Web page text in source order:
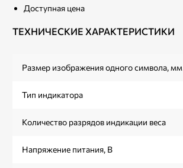
Доступная цена
ТЕХНИЧЕСКИЕ ХАРАКТЕРИСТИКИ
Размер изображения одного символа, мм
Тип индикатора
Количество разрядов индикации веса
Напряжение питания, В